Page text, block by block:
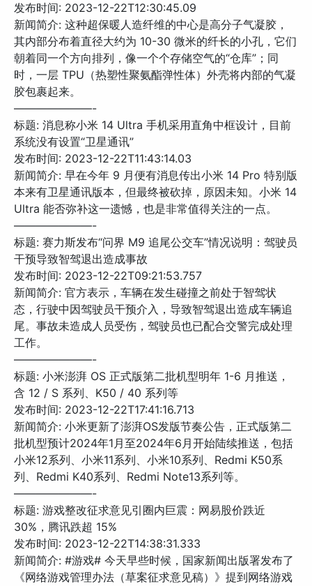
发布时间: 2023-12-22T12:30:45.09
新闻简介: 这种超保暖人造纤维的中心是高分子气凝胶，
其内部分布着直径大约为 10-30 微米的纤长的小孔，它们
朝着同一个方向排列，像一个个存储空气的“仓库”；同
时，一层 TPU（热塑性聚氨酯弹性体）外壳将内部的气凝
胶包裹起来。
———————-
标题: 消息称小米 14 Ultra 手机采用直角中框设计，目前
系统没有设置“卫星通讯”
发布时间: 2023-12-22T11:43:14.03
新闻简介: 早在今年 9 月便有消息传出小米 14 Pro 特别版
本来有卫星通讯版本，但最终被砍掉，原因未知。小米 14
Ultra 能否弥补这一遗憾，也是非常值得关注的一点。
———————-
标题: 赛力斯发布“问界 M9 追尾公交车”情况说明：驾驶员
干预导致智驾退出造成事故
发布时间: 2023-12-22T09:21:53.757
新闻简介: 官方表示，车辆在发生碰撞之前处于智驾状
态，行驶中因驾驶员干预介入，导致智驾退出造成车辆追
尾。事故未造成人员受伤，驾驶员也已配合交警完成处理
工作。
———————-
标题: 小米澎湃 OS 正式版第二批机型明年 1-6 月推送，
含 12 / S 系列、K50 / 40 系列等
发布时间: 2023-12-22T17:41:16.713
新闻简介: 小米更新了澎湃OS发版节奏公告，正式版第二
批机型预计2024年1月至2024年6月开始陆续推送，包括
小米12系列、小米11系列、小米10系列、Redmi K50系
列、Redmi K40系列、Redmi Note13系列等。
———————-
标题: 游戏整改征求意见引圈内巨震：网易股价跌近
30%，腾讯跌超 15%
发布时间: 2023-12-22T14:38:31.333
新闻简介: #游戏# 今天早些时候，国家新闻出版署发布了
《网络游戏管理办法（草案征求意见稿）》提到网络游戏